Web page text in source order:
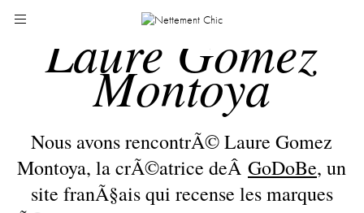
Laure Gomez
Montoya
Nous avons rencontrÃ© Laure Gomez
Montoya, la crÃ©atrice deÂ GoDoBe, un
site franÃ§ais qui recense les marques